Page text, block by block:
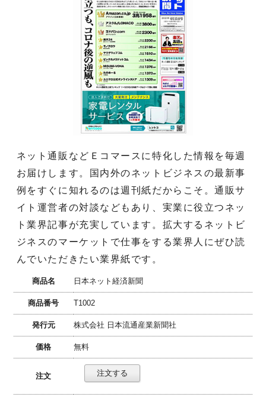
ネット通販などＥコマースに特化した情報を毎週
お届けします。国内外のネットビジネスの最新事
例をすぐに知れるのは週刊紙だからこそ。通販サ
イト運営者の対談などもあり、実業に役立つネッ
ト業界記事が充実しています。拡大するネットビ
ジネスのマーケットで仕事をする業界人にぜひ読
んでいただきたい業界紙です。
商品名 日本ネット経済新聞
商品番号 T1002
発行元 株式会社 日本流通産業新聞社
価格 無料
注文